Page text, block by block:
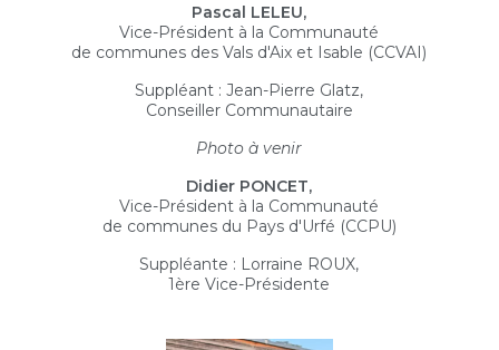
Pascal LELEU,
Vice-Président à la Communauté
de communes des Vals d'Aix et Isable (CCVAI)
Suppléant : Jean-Pierre Glatz,
Conseiller Communautaire
Photo à venir
Didier PONCET,
Vice-Président à la Communauté
de communes du Pays d'Urfé (CCPU)
Suppléante : Lorraine ROUX,
1ère Vice-Présidente